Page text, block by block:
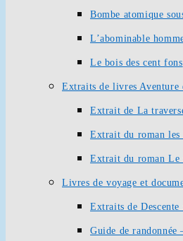
Bombe atomique
L’abominable
Le bois des cent fons
Extraits de livres Aventure
Extrait de La
Extrait du roman les
Extrait du roman Le
Livres de voyage et
Extraits de Descente
Guide de randonnée